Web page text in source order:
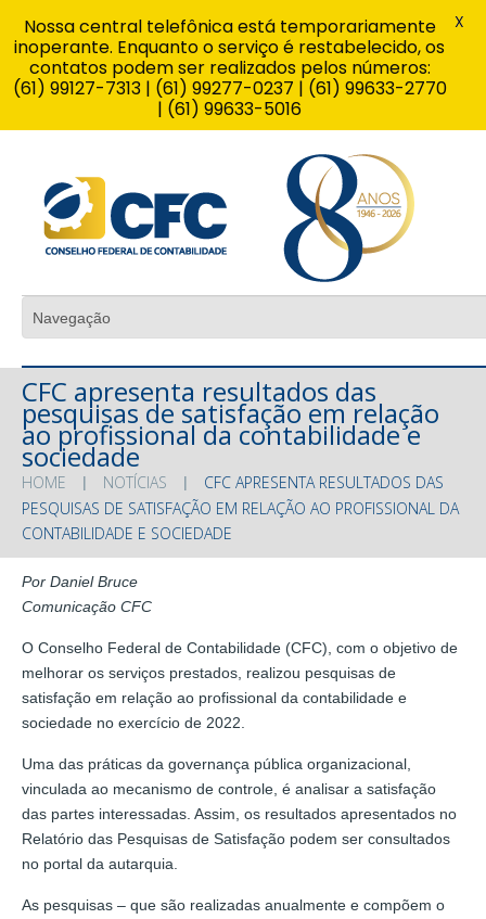
CFC apresenta resultados das
pesquisas de satisfação em relação
ao profissional da contabilidade e
sociedade
HOME NOTÍCIAS
CFC APRESENTA RESULTADOS DAS
PESQUISAS DE SATISFAÇÃO EM RELAÇÃO AO PROFISSIONAL DA
CONTABILIDADE E SOCIEDADE
Por Daniel Bruce
Comunicação CFC
O Conselho Federal de Contabilidade (CFC), com o objetivo de
melhorar os serviços prestados, realizou pesquisas de
satisfação em relação ao profissional da contabilidade e
sociedade no exercício de 2022.
Uma das práticas da governança pública organizacional,
vinculada ao mecanismo de controle, é analisar a satisfação
das partes interessadas. Assim, os resultados apresentados no
Relatório das Pesquisas de Satisfação podem ser consultados
no portal da autarquia.
As pesquisas – que são realizadas anualmente e compõem o
Nossa central telefônica está temporariamente
inoperante. Enquanto o serviço é restabelecido, os
contatos podem ser realizados pelos números:
(61) 99127-7313 | (61) 99277-0237 | (61) 99633-2770
| (61) 99633-5016
X